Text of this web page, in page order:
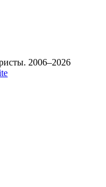
2006–2026